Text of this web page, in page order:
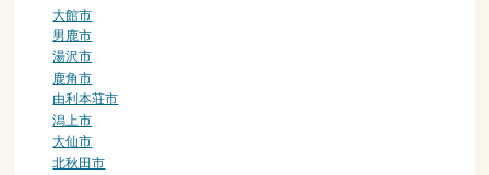
大館市
男鹿市
湯沢市
鹿角市
由利本荘市
潟上市
大仙市
北秋田市